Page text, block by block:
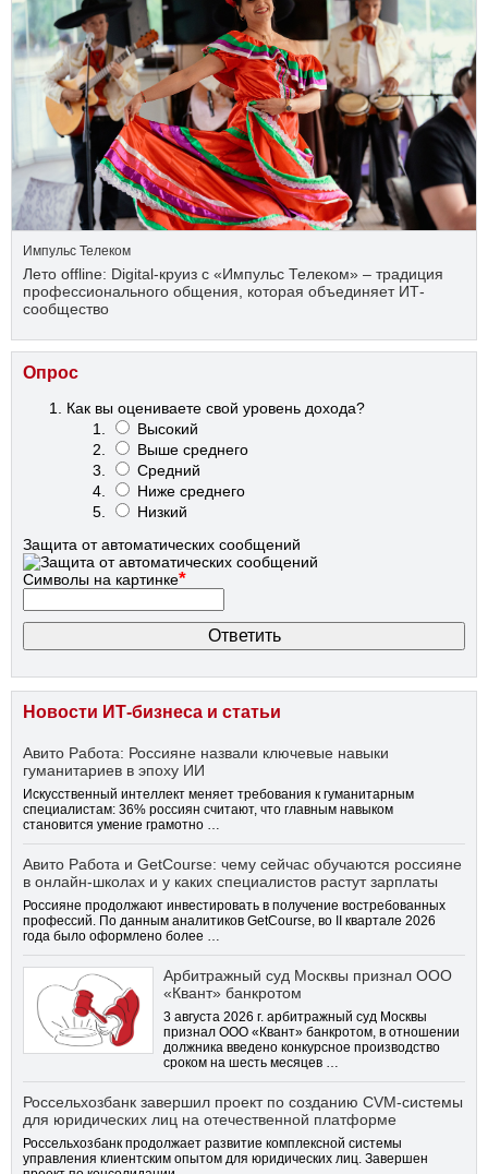
Импульс Телеком
Лето offline: Digital-круиз с «Импульс Телеком» – традиция
профессионального общения, которая объединяет ИТ-
сообщество
Опрос
Как вы оцениваете свой уровень дохода?
Высокий
Выше среднего
Средний
Ниже среднего
Низкий
Защита от автоматических сообщений
Символы на картинке*
Новости ИТ-бизнеса и статьи
Авито Работа: Россияне назвали ключевые навыки
гуманитариев в эпоху ИИ
Искусственный интеллект меняет требования к гуманитарным
специалистам: 36% россиян считают, что главным навыком
становится умение грамотно …
Авито Работа и GetCourse: чему сейчас обучаются россияне
в онлайн-школах и у каких специалистов растут зарплаты
Россияне продолжают инвестировать в получение востребованных
профессий. По данным аналитиков GetCourse, во II квартале 2026
года было оформлено более …
Арбитражный суд Москвы признал ООО
«Квант» банкротом
3 августа 2026 г. арбитражный суд Москвы
признал ООО «Квант» банкротом, в отношении
должника введено конкурсное производство
сроком на шесть месяцев …
Россельхозбанк завершил проект по созданию CVM-системы
для юридических лиц на отечественной платформе
Россельхозбанк продолжает развитие комплексной системы
управления клиентским опытом для юридических лиц. Завершен